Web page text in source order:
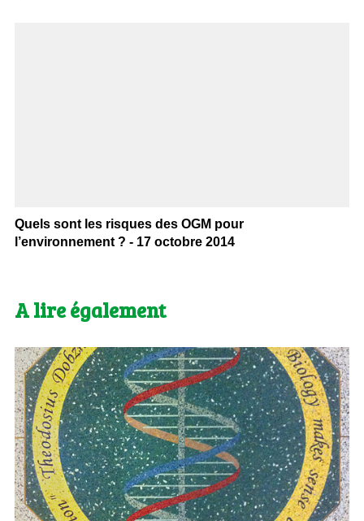
Quels sont les risques des OGM pour
l’environnement ? - 17 octobre 2014
A lire également